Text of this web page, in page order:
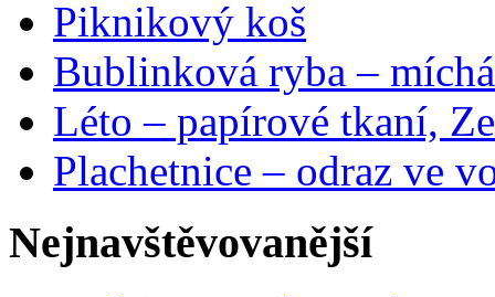
Piknikový koš
Bublinková ryba –
Léto – papírové tkaní,
Plachetnice – odraz ve
Nejnavštěvovanější